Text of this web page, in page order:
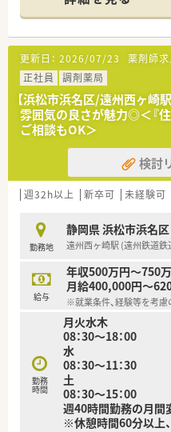
産休・育休制度を充実さ
復帰後、パート社員への
もちろん、正社員での
す。
■育児休業からの社会復帰
丁寧な教育・指導、勤務
＼＼独立支援制度あり／
■独立を考えている薬剤
■経営ノウハウ、売上管理
険の種類、レセプト請求等
通常業務以外の薬局経
す。
■将来的に独り立ちした
＼＼こんな会社です／／
■2001年9月設立後、グ
います。
■静岡県浜松市を中心に
も拡大していく予定です！
■社長は「みんなで創り、
従業員と社長の距離が
す！
＼＼店舗詳細／／
■主に内科の処方箋を応
処方も応需をしています。
■薬剤師は常時複数名体制
■近隣にも複数店舗があ
更新日： 2026/07/23 薬剤師求
正社員
調剤薬局
【浜松市浜名区/遠州西ヶ崎
雰囲気の良さが魅力◎＜『
ご相談もOK＞
検討
週32h以上 新卒可 未経験可
勤務地
静岡県 浜松市浜名区
遠州西ヶ崎駅 (遠州鉄道鉄
給与
年収500万円～750
月給400,000円～
※就業条件、経験等を考慮
勤務
時間
月火水木
08：30～18：00
水
08：30～11：30
土
08：30～15：00
週40時間勤務の月間
※休憩時間60分以上